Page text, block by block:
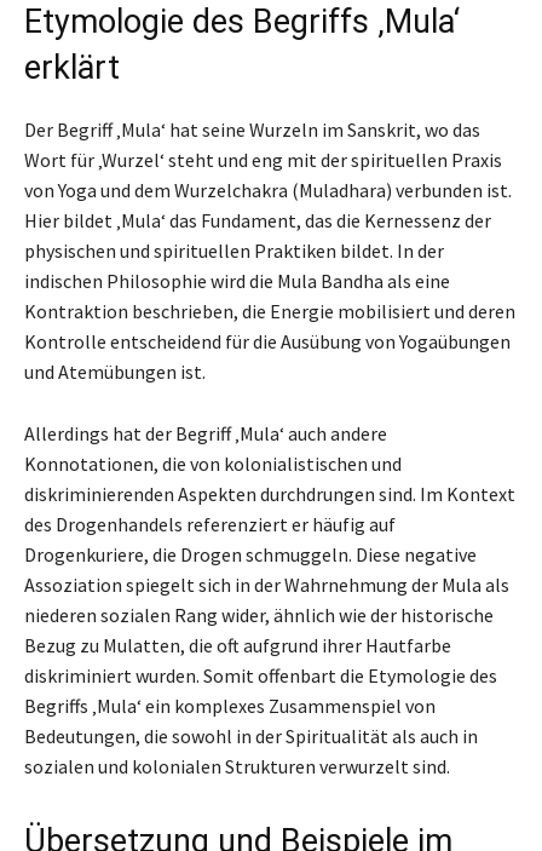
Etymologie des Begriffs ‚Mula‘
erklärt
Der Begriff ‚Mula‘ hat seine Wurzeln im Sanskrit, wo das
Wort für ‚Wurzel‘ steht und eng mit der spirituellen Praxis
von Yoga und dem Wurzelchakra (Muladhara) verbunden ist.
Hier bildet ‚Mula‘ das Fundament, das die Kernessenz der
physischen und spirituellen Praktiken bildet. In der
indischen Philosophie wird die Mula Bandha als eine
Kontraktion beschrieben, die Energie mobilisiert und deren
Kontrolle entscheidend für die Ausübung von Yogaübungen
und Atemübungen ist.
Allerdings hat der Begriff ‚Mula‘ auch andere
Konnotationen, die von kolonialistischen und
diskriminierenden Aspekten durchdrungen sind. Im Kontext
des Drogenhandels referenziert er häufig auf
Drogenkuriere, die Drogen schmuggeln. Diese negative
Assoziation spiegelt sich in der Wahrnehmung der Mula als
niederen sozialen Rang wider, ähnlich wie der historische
Bezug zu Mulatten, die oft aufgrund ihrer Hautfarbe
diskriminiert wurden. Somit offenbart die Etymologie des
Begriffs ‚Mula‘ ein komplexes Zusammenspiel von
Bedeutungen, die sowohl in der Spiritualität als auch in
sozialen und kolonialen Strukturen verwurzelt sind.
Übersetzung und Beispiele im